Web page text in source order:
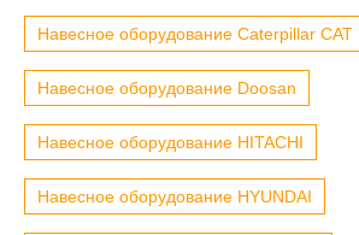
Навесное оборудование Caterpillar CAT
Навесное оборудование Doosan
Навесное оборудование HITACHI
Навесное оборудование HYUNDAI